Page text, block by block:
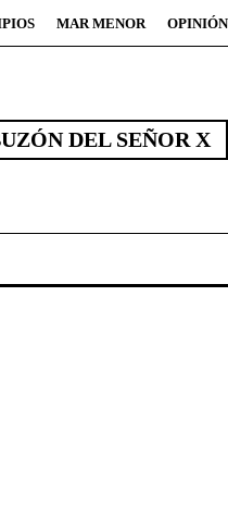
MAR MENOR OPINIÓN
DEL SEÑOR X